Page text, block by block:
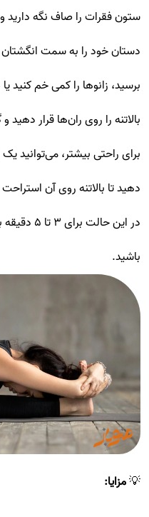
ستون فقرات را صاف نگه دارید
دستان خود را به سمت انگشتان
برسید، زانوها را کمی خم کنید
بالاتنه را روی ران‌ها قرار
برای راحتی بیشتر، می‌توانید
دهید تا بالاتنه روی آن
در این
باشید.
💡مزایا: